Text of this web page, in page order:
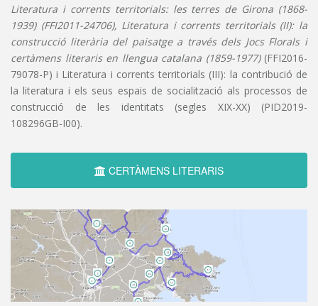
Literatura i corrents territorials: les terres de Girona (1868-
1939) (FFI2011-24706), Literatura i corrents territorials (II): la
construcció literària del paisatge a través dels Jocs Florals i
certàmens literaris en llengua catalana (1859-1977)(FFI2016-
79078-P) i Literatura i corrents territorials (III): la contribució de
la literatura i els seus espais de socialització als processos de
construcció de les identitats (segles XIX-XX) (PID2019-
108296GB-I00).
CERTÀMENS LITERARIS